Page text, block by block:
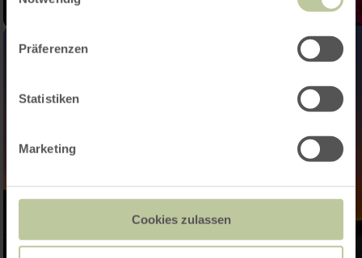
Präferenzen
Statistiken
Marketing
Cookies zulassen